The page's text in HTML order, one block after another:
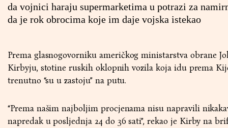
da vojnici haraju supermarketima u potrazi za
da je rok obrocima koje im daje vojska istekao
Prema glasnogovorniku američkog ministarstva obrane
Kirbyju, stotine ruskih oklopnih vozila koja idu prema
trenutno “su u zastoju” na putu.
“Prema našim najboljim procjenama nisu napravili
napredak u posljednja 24 do 36 sati”, rekao je Kirby na